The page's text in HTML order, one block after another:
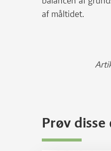
af måltidet.
Prøv